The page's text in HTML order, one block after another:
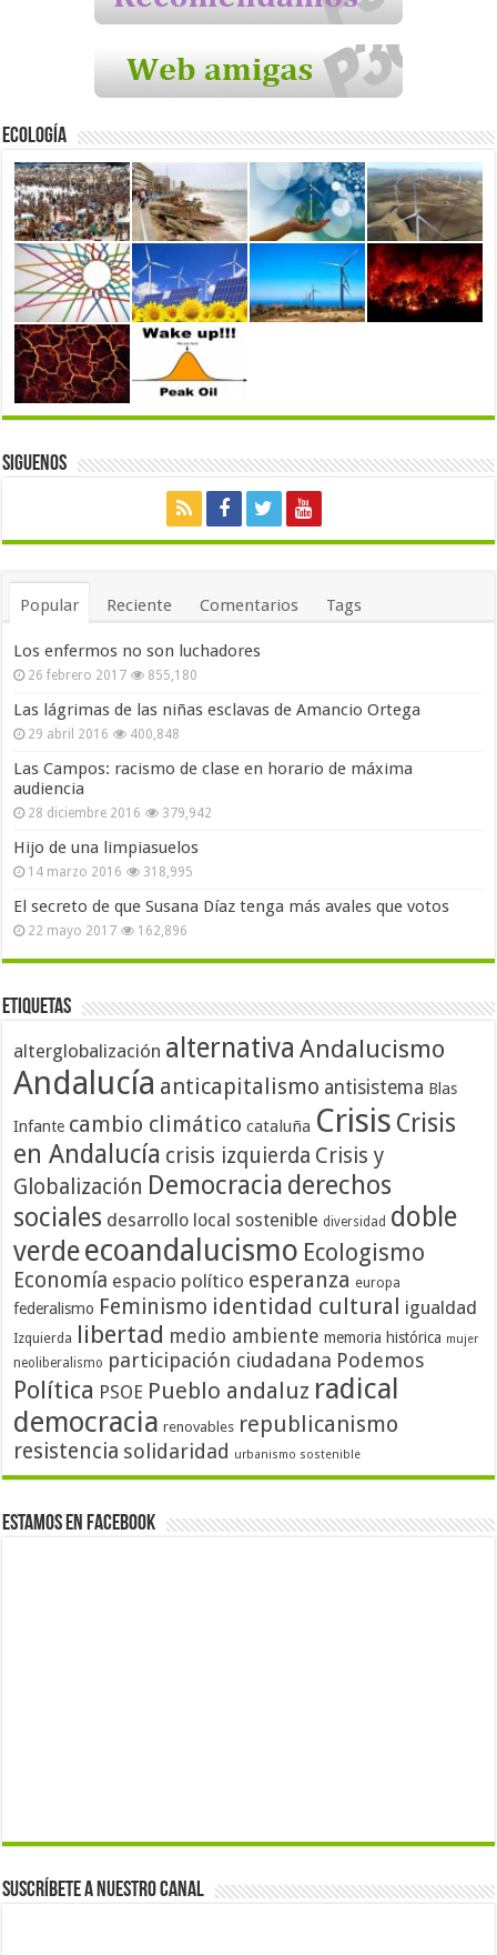
Ecología
Siguenos
Popular Reciente Comentarios Tags
Los enfermos no son luchadores
26 febrero 2017 855,180
Las lágrimas de las niñas esclavas de Amancio Ortega
29 abril 2016 400,848
Las Campos: racismo de clase en horario de máxima
audiencia
28 diciembre 2016 379,942
Hijo de una limpiasuelos
14 marzo 2016 318,995
El secreto de que Susana Díaz tenga más avales que votos
22 mayo 2017 162,896
Etiquetas
alterglobalización alternativa Andalucismo
Andalucía anticapitalismo antisistema Blas
Infante cambio climático cataluña Crisis Crisis
en Andalucía crisis izquierda Crisis y
Globalización Democracia derechos
sociales desarrollo local sostenible diversidad doble
verdeecoandalucismo Ecologismo
Economía espacio político esperanza europa
federalismo Feminismo identidad cultural igualdad
Izquierda libertad medio ambiente memoria histórica mujer
neoliberalismo participación ciudadana Podemos
Política PSOE Pueblo andaluz radical
democracia renovables republicanismo
resistencia solidaridad urbanismo sostenible
Estamos en Facebook
Suscríbete a nuestro canal